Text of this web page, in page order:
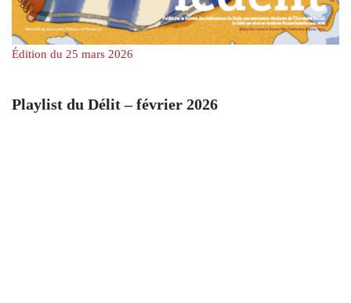
Édition du 25 mars 2026
Playlist du Délit – février 2026